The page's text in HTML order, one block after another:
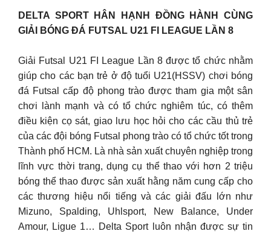
DELTA SPORT HÂN HẠNH ĐỒNG HÀNH CÙNG
GIẢI BÓNG ĐÁ FUTSAL U21 FI LEAGUE LẦN 8
Giải Futsal U21 FI League Lần 8 được tổ chức nhằm
giúp cho các bạn trẻ ở độ tuổi U21(HSSV) chơi bóng
đá Futsal cấp độ phong trào được tham gia một sân
chơi lành mạnh và có tổ chức nghiêm túc, có thêm
điều kiện cọ sát, giao lưu học hỏi cho các cầu thủ trẻ
của các đội bóng Futsal phong trào có tổ chức tốt trong
Thành phố HCM. Là nhà sản xuất chuyên nghiệp trong
lĩnh vực thời trang, dụng cụ thể thao với hơn 2 triệu
bóng thể thao được sản xuất hằng năm cung cấp cho
các thương hiệu nổi tiếng và các giải đấu lớn như
Mizuno, Spalding, Uhlsport, New Balance, Under
Amour, Ligue 1… Delta Sport luôn nhận được sự tin